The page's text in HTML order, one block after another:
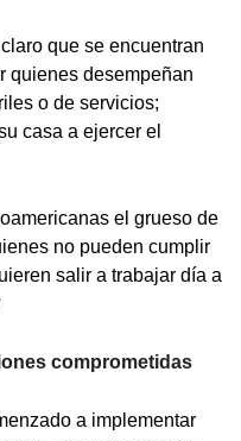
que se encuentran
quienes desempeñan
o de servicios;
casa a ejercer el
el grueso de
no pueden cumplir
salir a trabajar día a
comprometidas
a implementar